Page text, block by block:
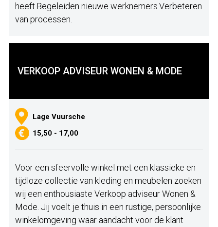
heeft.Begeleiden nieuwe werknemers.Verbeteren
van processen.
VERKOOP ADVISEUR WONEN & MODE
Lage Vuursche
15,50 - 17,00
Voor een sfeervolle winkel met een klassieke en
tijdloze collectie van kleding en meubelen zoeken
wij een enthousiaste Verkoop adviseur Wonen &
Mode. Jij voelt je thuis in een rustige, persoonlijke
winkelomgeving waar aandacht voor de klant